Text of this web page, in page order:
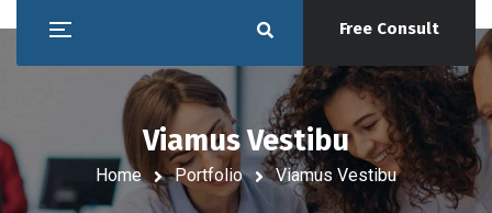
Free Consult
Viamus Vestibu
Home Portfolio Viamus Vestibu